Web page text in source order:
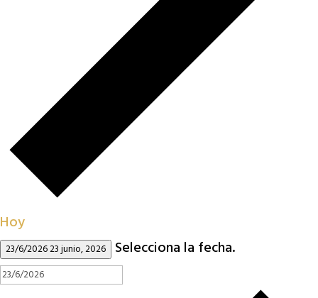
Hoy
23/6/202623 junio, 2026 Selecciona la fecha.